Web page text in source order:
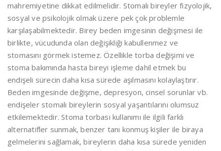
mahremiyetine dikkat edilmelidir. Stomalı bireyler fizyolojik,
sosyal ve psikolojik olmak üzere pek çok problemle
karşılaşabilmektedir. Birey beden imgesinin değişmesi ile
birlikte, vücudunda olan değişikliği kabullenmez ve
stomasını görmek istemez. Özellikle torba değişimi ve
stoma bakımında hasta bireyi işleme dahil etmek bu
endişeli sürecin daha kısa sürede aşılmasını kolaylaştırır.
Beden imgesinde değişme, depresyon, cinsel sorunlar vb.
endişeler stomalı bireylerin sosyal yaşantılarını olumsuz
etkilemektedir. Stoma torbası kullanımı ile ilgili farklı
alternatifler sunmak, benzer tanı konmuş kişiler ile biraya
gelmelerini sağlamak, bireylerin daha kısa sürede yeniden